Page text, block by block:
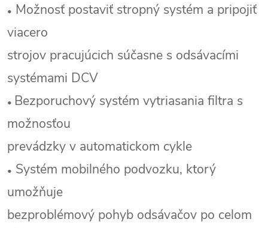
• Možnosť postaviť stropný systém a pripojiť
viacero
strojov pracujúcich súčasne s odsávacími
systémami DCV
• Bezporuchový systém vytriasania filtra s
možnosťou
prevádzky v automatickom cykle
• Systém mobilného podvozku, ktorý
umožňuje
bezproblémový pohyb odsávačov po celom